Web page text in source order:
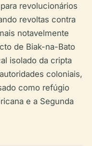
revolucionários
revoltas contra
notavelmente
de Biak-na-Bato
isolado da cripta
coloniais,
como refúgio
e a Segunda